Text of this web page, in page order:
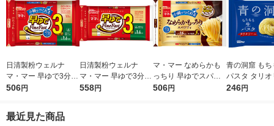
日清製粉ウェルナ
マ・マー 早ゆで3分ス
パゲティ2/3サイズ1.6
506円
日清製粉ウェルナ
マ・マー 早ゆで3分ス
パゲティ 1.6mm チャ
558円
マ・マー なめらかも
っちり 早ゆでスパゲ
ティ 2/3サイズ チャッ
506円
青の洞窟 もち
パスタ タリオ
1袋（150g）
246円
最近見た商品